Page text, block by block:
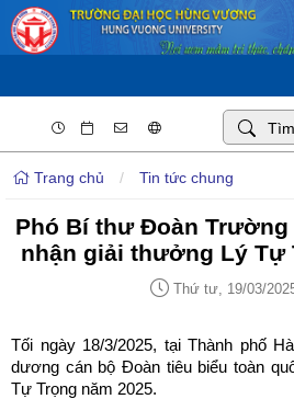
Trang chủ / Tin tức chung
Phó Bí thư Đoàn
nhận giải thưởng Lý Tự
Thứ tư, 19/03/
Tối ngày 18/3/2025, tại Thành phố
dương cán bộ Đoàn tiêu biểu toàn
Tự Trọng năm 2025.